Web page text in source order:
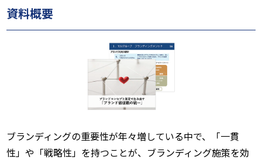
資料概要
ブランディングの重要性が年々増している中で、「一貫
性」や「戦略性」を持つことが、ブランディング施策を効